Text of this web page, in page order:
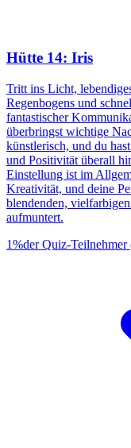
Hütte 14: Iris
Tritt ins Licht,
Regenbogens und
fantastischer
überbringst wichtige
künstlerisch, und du
und Positivität überall
Einstellung ist im
Kreativität, und deine
blendenden,
aufmuntert.
1%der Quiz-Teilnehmer